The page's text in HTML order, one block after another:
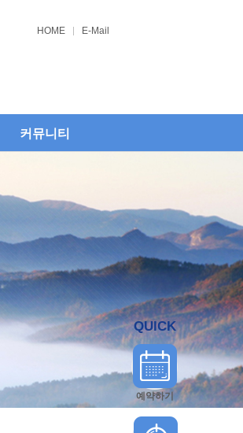
HOME E-Mail
커뮤니티
QUICK
예약하기